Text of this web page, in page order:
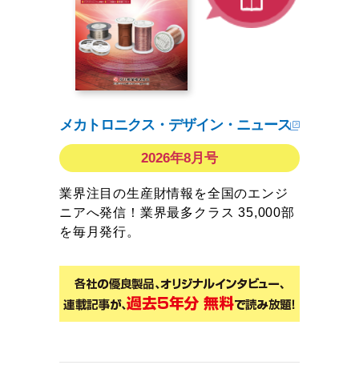
メカトロニクス・デザイン・ニュース
2026年8月号
業界注目の生産財情報を全国のエンジ
ニアへ発信！業界最多クラス 35,000部
を毎月発行。